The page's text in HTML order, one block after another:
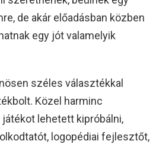
de akár előadásban közben
egy jót valamelyik
széles választékkal
Közel harminc
lehetett kipróbálni,
logopédiai fejlesztőt,